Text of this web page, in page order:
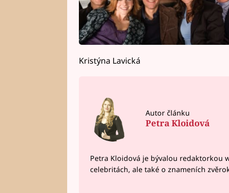
Kristýna Lavická
Autor článku
Petra Kloidová
Petra Kloidová je bývalou redaktorkou
celebritách, ale také o znameních